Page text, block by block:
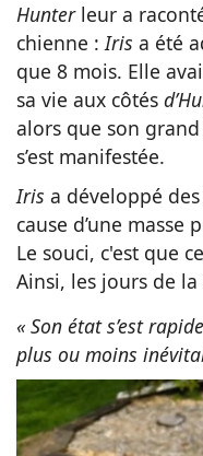
Hunter leur a
chienne :Iris a été
que 8 mois. Elle
sa vie aux côtés
alors que son
s’est manifestée.
Iris a développé
cause d’une masse
Le souci, c'est que
Ainsi, les jours de
« Son état s’est
plus ou moins